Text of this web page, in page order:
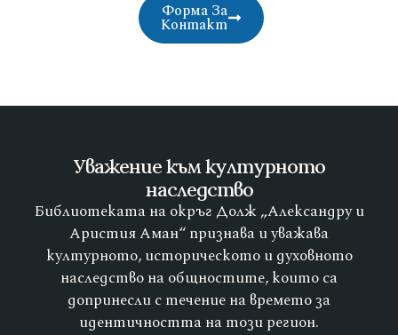
Форма За
Контакт
Уважение към културното
наследство
Библиотеката на окръг Долж „Александру и
Аристия Аман“ признава и уважава
културното, историческото и духовното
наследство на общностите, които са
допринесли с течение на времето за
идентичността на този регион.